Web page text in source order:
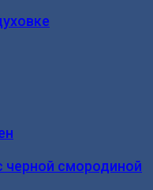
смородиной